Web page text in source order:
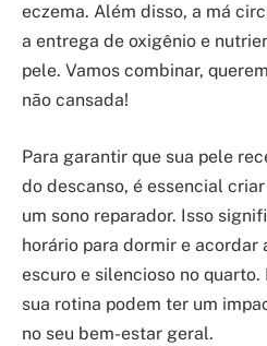
eczema. Além disso, a má
a entrega de oxigênio e
pele. Vamos combinar,
não cansada!
Para garantir que sua pele
do descanso, é essencial
um sono reparador. Isso
horário para dormir e acordar
escuro e silencioso no quarto.
sua rotina podem ter um
no seu bem-estar geral.